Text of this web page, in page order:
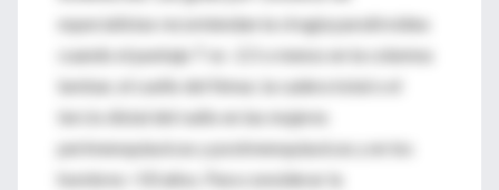
especialistas recomiendan la cirugía paratiroidea
cuando el puntaje T es -2.5 o menos en la columna
lumbar, el cuello del fémur, la cadera total o el
tercio distal del radio en las mujeres
perimenopáusicas y postmenopáusicas y en los
hombres >50 años. Para considerar la